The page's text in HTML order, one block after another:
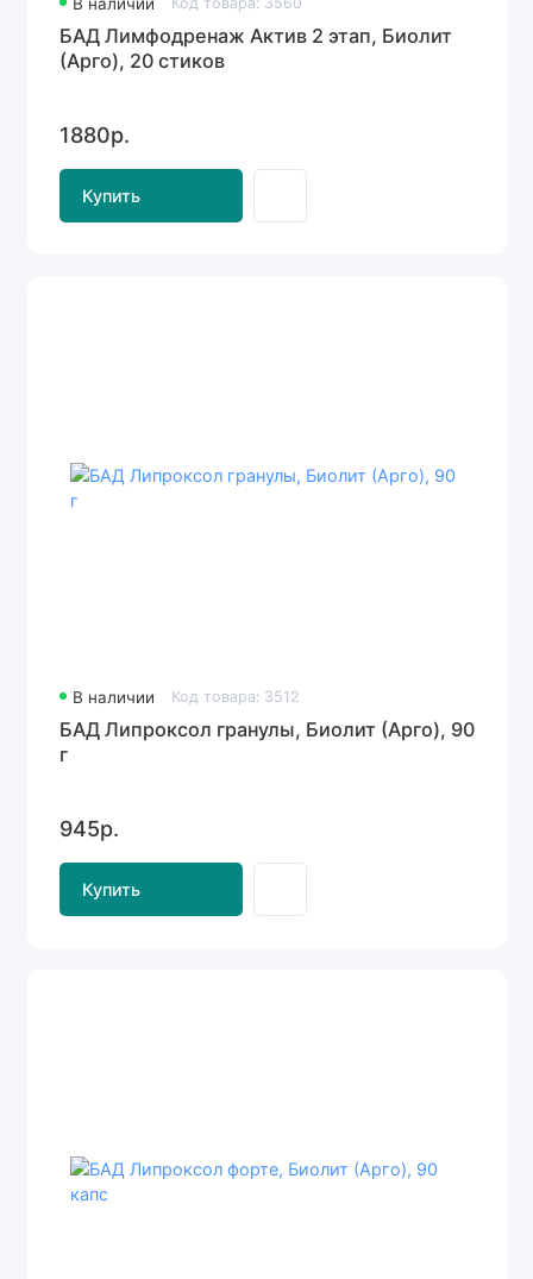
БАД Лимфодренаж Актив 2 этап, Биолит
(Арго), 20 стиков
1880р.
Купить
В наличии Код товара: 3512
БАД Липроксол гранулы, Биолит (Арго), 90
г
945р.
Купить